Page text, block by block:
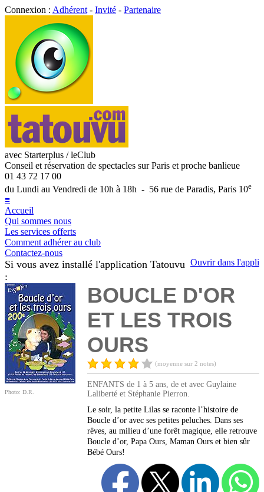
Connexion : Adhérent - Invité - Partenaire
avec Starterplus / leClub
Conseil et réservation de spectacles sur Paris et proche banlieue
01 43 72 17 00
du Lundi au Vendredi de 10h à 18h - 56 rue de Paradis, Paris 10e
≡
Accueil
Qui sommes nous
Les services offerts
Comment adhérer au club
Contactez-nous
Ouvrir dans l'appli
Si vous avez installé l'application Tatouvu
:
Photo: D.R.
BOUCLE D'OR
ET LES TROIS
OURS
(moyenne sur 2 notes)
ENFANTS de 1 à 5 ans, de et avec Guylaine
Laliberté et Stéphanie Pierron.
Le soir, la petite Lilas se raconte l’histoire de
Boucle d’or avec ses petites peluches. Dans ses
rêves, au milieu d’une forêt magique, elle retrouve
Boucle d’or, Papa Ours, Maman Ours et bien sûr
Bébé Ours!